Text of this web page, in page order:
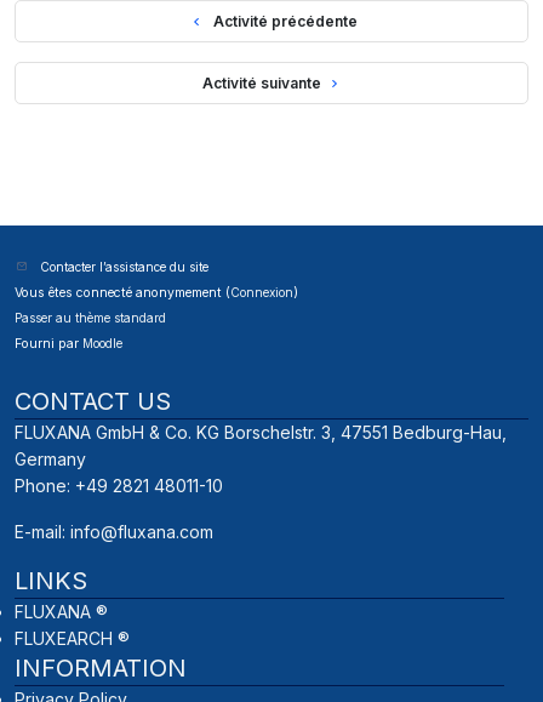
  Activité précédente
Activité suivante
Contacter l’assistance du site
Vous êtes connecté anonymement (Connexion)
Passer au thème standard
Fourni par Moodle
INFORMATION
LINKS
FLUXANA ®
FLUXEARCH ®
CONTACT US
FLUXANA GmbH & Co. KG Borschelstr. 3, 47551 Bedburg-Hau,
Germany
Phone: +49 2821 48011-10
E-mail: info@fluxana.com